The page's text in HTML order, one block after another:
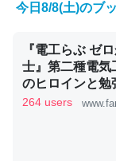
くらい。小説で
ど、短期記憶と
かりやすく強く
─GPTの仕組みと
今日8/8(土)のブ
『電工らぶ ゼ
士』第二種電気
のヒロインと勉
ら“過去問1000
264 users